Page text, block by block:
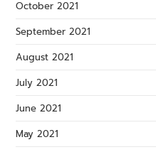
October 2021
September 2021
August 2021
July 2021
June 2021
May 2021